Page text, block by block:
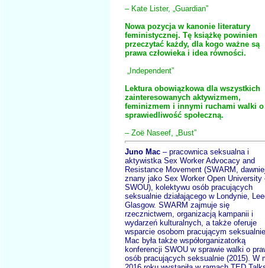
– Kate Lister, „Guardian”
Nowa pozycja w kanonie literatury
feministycznej. Tę książkę powinien
przeczytać każdy, dla kogo ważne są
prawa człowieka i idea równości.
„Independent”
Lektura obowiązkowa dla wszystkich
zainteresowanych aktywizmem,
feminizmem i innymi ruchami walki o
sprawiedliwość społeczną.
– Zoë Naseef, „Bust”
Juno Mac – pracownica seksualna i
aktywistka Sex Worker Advocacy and
Resistance Movement (SWARM,
znany jako Sex Worker Open University
SWOU), kolektywu osób pracujących
seksualnie działającego w Londynie,
Glasgow. SWARM zajmuje się
rzecznictwem, organizacją kampanii i
wydarzeń kulturalnych, a także oferuje
wsparcie osobom pracującym
Mac była także współorganizatorką
konferencji SWOU w sprawie walki o
osób pracujących seksualnie (2015). W